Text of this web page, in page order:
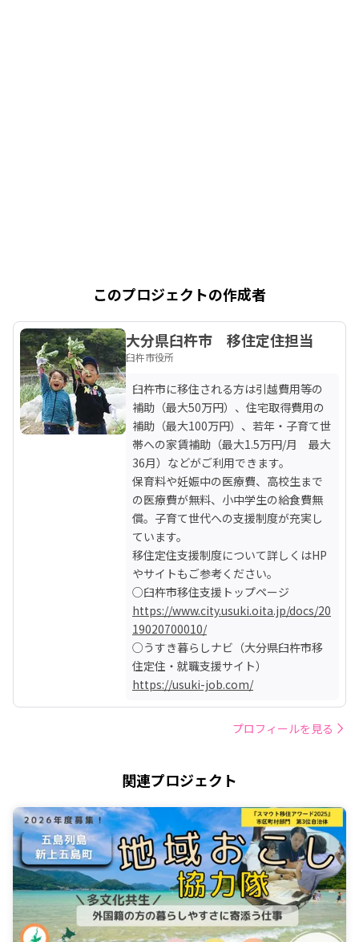
このプロジェクトの作成者
大分県臼杵市 移住定住担当
臼杵市役所
臼杵市に移住される方は引越費用等の
補助（最大50万円）、住宅取得費用の
補助（最大100万円）、若年・子育て世
帯への家賃補助（最大1.5万円/月　最大
36月）などがご利用できます。
保育料や妊娠中の医療費、高校生まで
の医療費が無料、小中学生の給食費無
償。子育て世代への支援制度が充実し
ています。
移住定住支援制度について詳しくはHP
やサイトもご参考ください。
https://www.city.usuki.oita.jp/docs/20
19020700010/
○うすき暮らしナビ（大分県臼杵市移
https://usuki-job.com/
プロフィールを見る
関連プロジェクト